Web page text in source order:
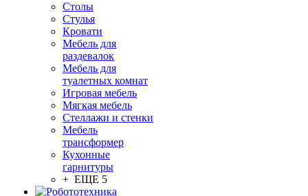
Столы
Cтулья
Кровати
Мебель для
раздевалок
Мебель для
туалетных комнат
Игровая мебель
Мягкая мебель
Стеллажи и стенки
Мебель
трансформер
Кухонные
гарнитуры
+ ЕЩЕ 5